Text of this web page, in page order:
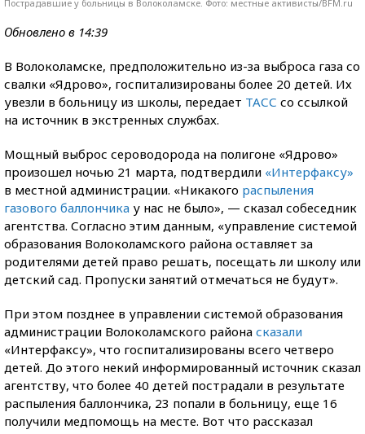
Пострадавшие у больницы в Волоколамске. Фото: местные активисты/BFM.ru
Обновлено в 14:39
В Волоколамске, предположительно из-за выброса газа со
свалки «Ядрово», госпитализированы более 20 детей. Их
увезли в больницу из школы, передает ТАСС со ссылкой
на источник в экстренных службах.
Мощный выброс сероводорода на полигоне «Ядрово»
произошел ночью 21 марта, подтвердили «Интерфаксу»
в местной администрации. «Никакого распыления
газового баллончика у нас не было», — сказал собеседник
агентства. Согласно этим данным, «управление системой
образования Волоколамского района оставляет за
родителями детей право решать, посещать ли школу или
детский сад. Пропуски занятий отмечаться не будут».
При этом позднее в управлении системой образования
администрации Волоколамского района сказали
«Интерфаксу», что госпитализированы всего четверо
детей. До этого некий информированный источник сказал
агентству, что более 40 детей пострадали в результате
распыления баллончика, 23 попали в больницу, еще 16
получили медпомощь на месте. Вот что рассказал